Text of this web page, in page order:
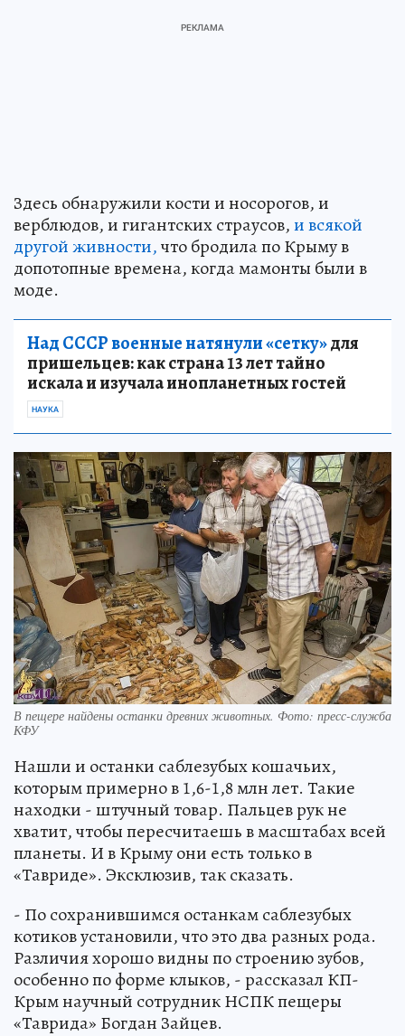
Здесь обнаружили кости и носорогов, и
верблюдов, и гигантских страусов,и всякой
другой живности,что бродила по Крыму в
допотопные времена, когда мамонты были в
моде.
Над СССР военные натянули «сетку»для
пришельцев: как страна 13 лет тайно
искала и изучала инопланетных гостей
НАУКА
В пещере найдены останки древних животных. Фото: пресс-служба
КФУ
Нашли и останки саблезубых кошачьих,
которым примерно в 1,6-1,8 млн лет. Такие
находки - штучный товар. Пальцев рук не
хватит, чтобы пересчитаешь в масштабах всей
планеты. И в Крыму они есть только в
«Тавриде». Эксклюзив, так сказать.
- По сохранившимся останкам саблезубых
котиков установили, что это два разных рода.
Различия хорошо видны по строению зубов,
особенно по форме клыков, - рассказал КП-
Крым научный сотрудник НСПК пещеры
«Таврида» Богдан Зайцев.